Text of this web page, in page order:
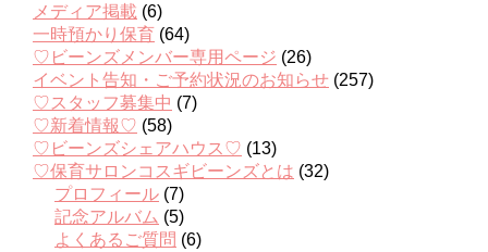
メディア掲載 (6)
一時預かり保育 (64)
♡ビーンズメンバー専用ページ (26)
イベント告知・ご予約状況のお知らせ (257)
♡スタッフ募集中 (7)
♡新着情報♡ (58)
♡ビーンズシェアハウス♡ (13)
♡保育サロンコスギビーンズとは (32)
プロフィール (7)
記念アルバム (5)
よくあるご質問 (6)